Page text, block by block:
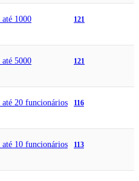
até 1000
121
até 5000
121
até 20 funcionários
116
até 10 funcionários
113